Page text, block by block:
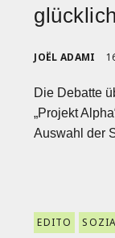
JOËL ADAMI
Die Debatte
„Projekt
Auswahl der
EDITO